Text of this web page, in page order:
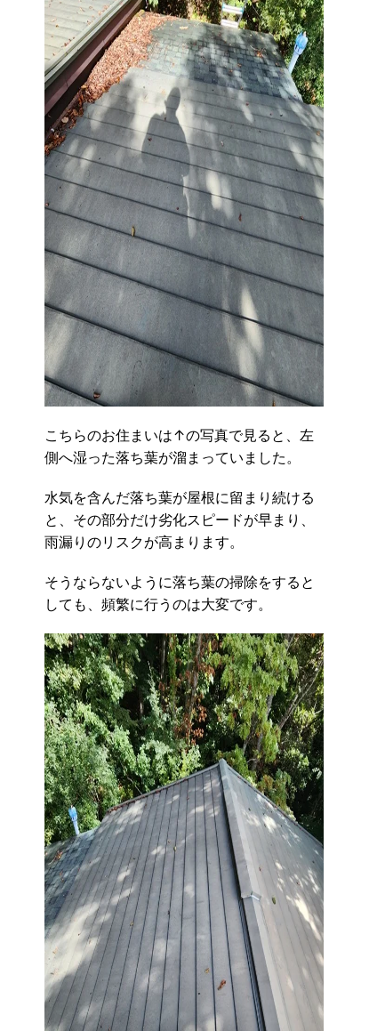
こちらのお住まいは↑の写真で見ると、左
側へ湿った落ち葉が溜まっていました。
水気を含んだ落ち葉が屋根に留まり続ける
と、その部分だけ劣化スピードが早まり、
雨漏りのリスクが高まります。
そうならないように落ち葉の掃除をすると
しても、頻繁に行うのは大変です。